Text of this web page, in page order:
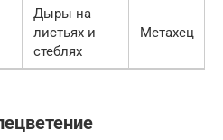
Дыры на
листьях и
стеблях
Метахец